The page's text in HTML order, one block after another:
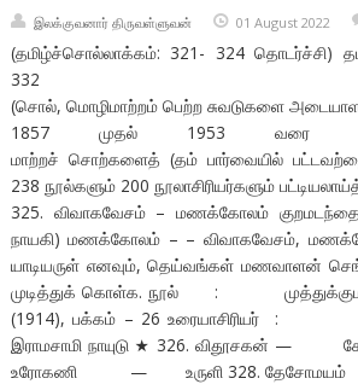
இலக்குவனார் திருவள்ளுவன் 01 August 2022
(தமிழ்ச்சொல்லாக்கம்: 321- 324 தொடர்ச்சி)
332
(சொல், மொழிமாற்றம் பெற்ற சுவடுகளை அடையாளங்
1857 முதல் 1953 வரை
மாற்றச் சொற்களைத் (தம் பார்வையில்
238 நூல்களும் 200 நூலாசிரியர்களும்
325. விவாகவேசம் – மணக்கோலம் குறமடந்தை
நாயகி) மணக்கோலம் – – விவாகவேசம்,
யாடியருள் எனவும், தெய்வங்கள் மணவாளன்
முடித்துக் கொள்க. நூல் :
(1914), பக்கம் – 26 உரையாசிரியர் :
இராமசாமி நாயுடு ★ 326. விதூசகன் —
உரோகணி — உருளி 328.